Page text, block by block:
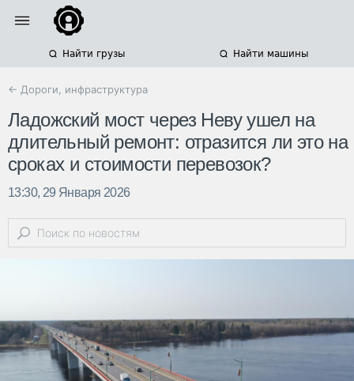
Найти грузы Найти машины
← Дороги, инфраструктура
Ладожский мост через Неву ушел на
длительный ремонт: отразится ли это на
сроках и стоимости перевозок?
13:30, 29 Января 2026